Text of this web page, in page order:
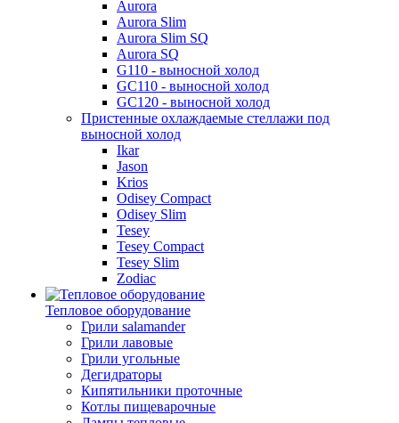
Aurora
Aurora Slim
Aurora Slim SQ
Aurora SQ
G110 - выносной холод
GC110 - выносной холод
GC120 - выносной холод
Пристенные охлаждаемые стеллажи под
выносной холод
Ikar
Jason
Krios
Odisey Compact
Odisey Slim
Tesey
Tesey Compact
Tesey Slim
Zodiac
Тепловое оборудование
Грили salamander
Грили лавовые
Грили угольные
Дегидраторы
Кипятильники проточные
Котлы пищеварочные